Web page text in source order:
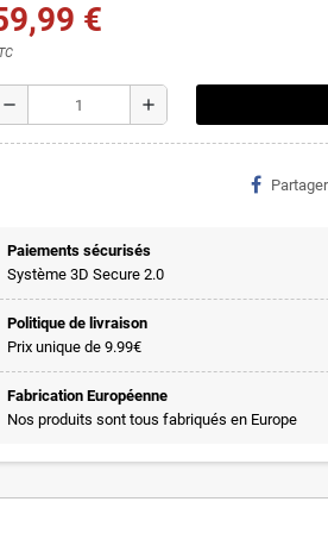
€
remove add
Partager
Paiements sécurisés
Système 3D Secure 2.0
Politique de livraison
Prix unique de 9.99€
Fabrication Européenne
Nos produits sont tous fabriqués en Europe